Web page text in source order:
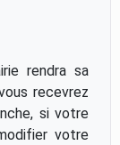
rendra sa
recevrez
si votre
votre